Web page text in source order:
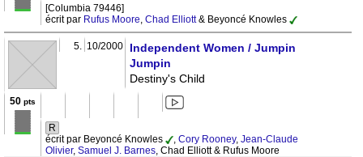
[Columbia 79446]
écrit par Rufus Moore, Chad Elliott& Beyoncé Knowles
5. 10/2000
Independent Women / Jumpin
Jumpin
Destiny's Child
50 pts
R
écrit par Beyoncé Knowles
, Cory Rooney, Jean-Claude
Olivier, Samuel J. Barnes, Chad Elliott & Rufus Moore